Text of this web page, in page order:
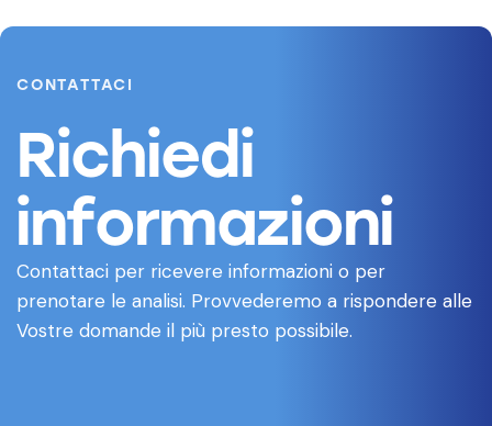
CONTATTACI
Richiedi
informazioni
Contattaci per ricevere informazioni o per
prenotare le analisi. Provvederemo a rispondere alle
Vostre domande il più presto possibile.